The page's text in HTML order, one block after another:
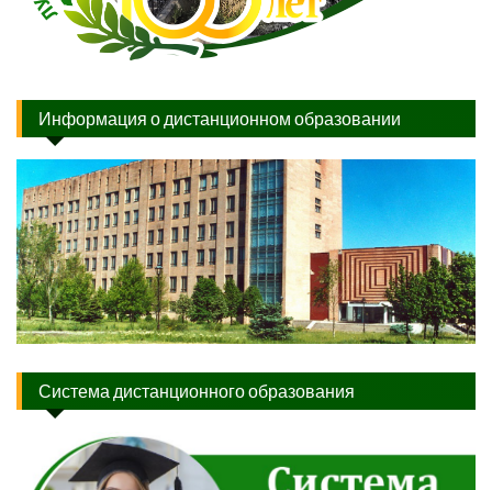
Информация о дистанционном образовании
Система дистанционного образования